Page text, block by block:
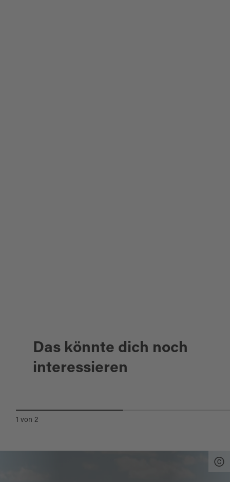
Das könnte dich noch
interessieren
1 von2